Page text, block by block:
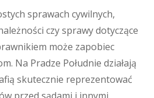
sprawach cywilnych,
czy sprawy dotyczące
może zapobiec
Na Pradze Południe działają
skutecznie reprezentować